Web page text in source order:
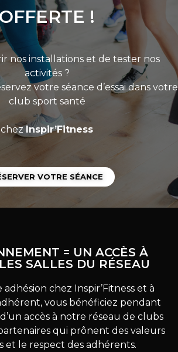
OFFERTE !
nos installations et de tester nos
activités ?
votre séance d’essai dans votre
club sport santé
chezInspir’Fitness
VOTRE SÉANCE
= UN ACCÈS À
SALLES DU RÉSEAU
adhésion chez Inspir’Fitness et à
vous bénéficiez pendant
accès à notre réseau de clubs
qui prônent des valeurs
et le respect des adhérents.